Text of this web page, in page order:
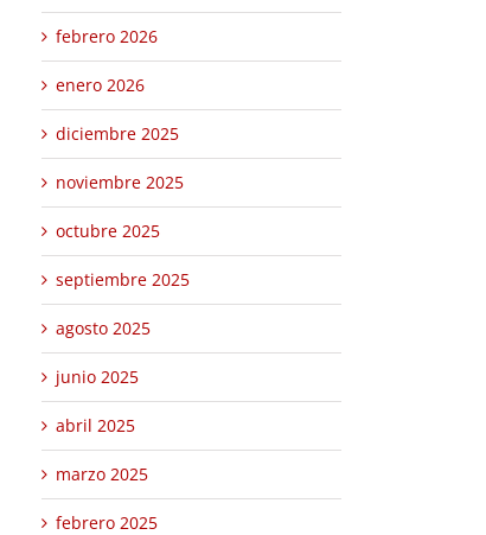
febrero 2026
enero 2026
diciembre 2025
noviembre 2025
octubre 2025
septiembre 2025
agosto 2025
junio 2025
abril 2025
marzo 2025
febrero 2025